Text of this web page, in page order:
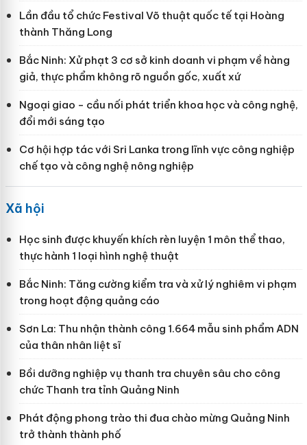
Lần đầu tổ chức Festival Võ thuật quốc tế tại Hoàng
thành Thăng Long
Bắc Ninh: Xử phạt 3 cơ sở kinh doanh vi phạm về hàng
giả, thực phẩm không rõ nguồn gốc, xuất xứ
Ngoại giao - cầu nối phát triển khoa học và công nghệ,
đổi mới sáng tạo
Cơ hội hợp tác với Sri Lanka trong lĩnh vực công nghiệp
chế tạo và công nghệ nông nghiệp
Xã hội
Học sinh được khuyến khích rèn luyện 1 môn thể thao,
thực hành 1 loại hình nghệ thuật
Bắc Ninh: Tăng cường kiểm tra và xử lý nghiêm vi phạm
trong hoạt động quảng cáo
Sơn La: Thu nhận thành công 1.664 mẫu sinh phẩm ADN
của thân nhân liệt sĩ
Bồi dưỡng nghiệp vụ thanh tra chuyên sâu cho công
chức Thanh tra tỉnh Quảng Ninh
Phát động phong trào thi đua chào mừng Quảng Ninh
trở thành thành phố